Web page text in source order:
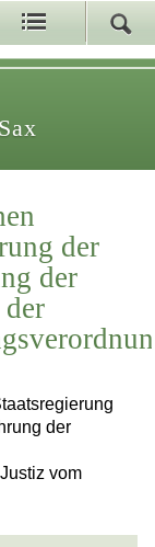
der
der
der
vom